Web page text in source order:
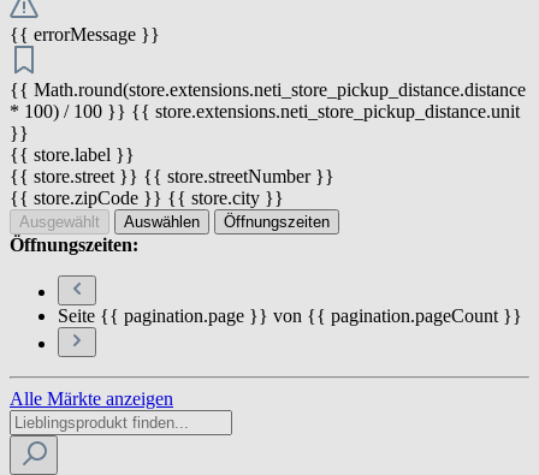
{{ errorMessage }}
{{ Math.round(store.extensions.neti_store_pickup_distance.distance
* 100) / 100 }} {{ store.extensions.neti_store_pickup_distance.unit
}}
{{ store.label }}
{{ store.street }} {{ store.streetNumber }}
{{ store.zipCode }} {{ store.city }}
Ausgewählt Auswählen Öffnungszeiten
Öffnungszeiten:
Seite {{ pagination.page }} von {{ pagination.pageCount }}
Alle Märkte anzeigen